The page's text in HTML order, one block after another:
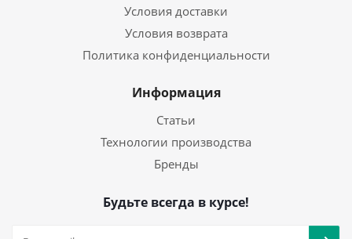
Условия доставки
Условия возврата
Политика конфиденциальности
Информация
Статьи
Технологии производства
Бренды
Будьте всегда в курсе!